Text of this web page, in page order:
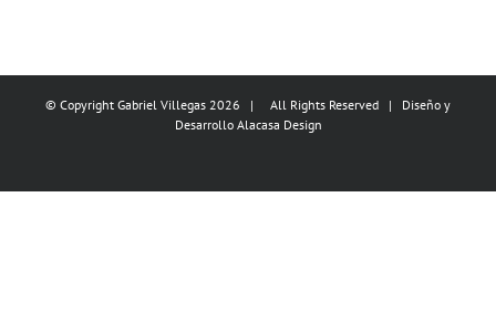
© Copyright Gabriel Villegas 2026 | All Rights Reserved | Diseño y
Desarrollo Alacasa Design